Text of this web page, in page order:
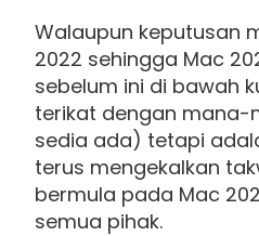
Walaupun keputusan
2022 sehingga Mac
sebelum ini di bawah
terikat dengan mana-
sedia ada) tetapi
terus mengekalkan
bermula pada Mac
semua pihak.